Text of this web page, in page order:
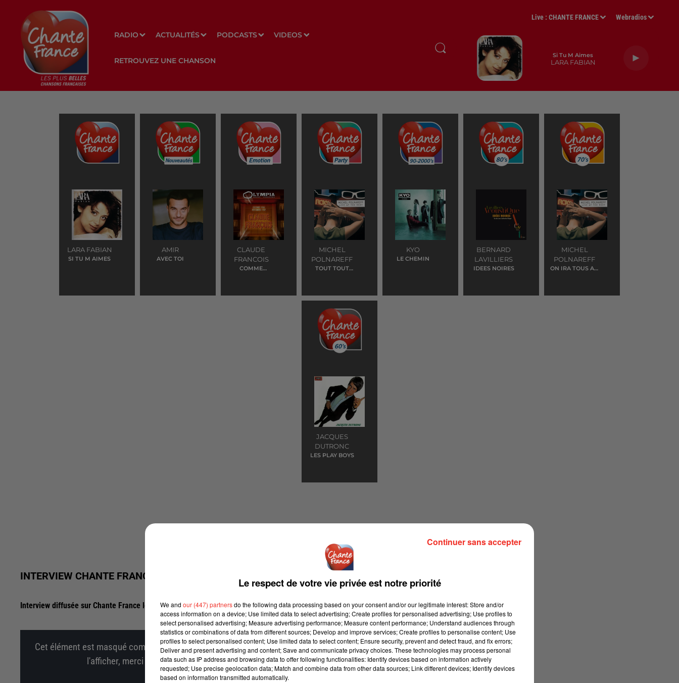
RADIO ACTUALITÉS PODCASTS VIDEOS
RETROUVEZ UNE CHANSON
Live :CHANTE FRANCE Webradios
Si Tu M Aimes
LARA FABIAN
LARA FABIAN
SI TU M AIMES
AMIR
AVEC TOI
CLAUDE
FRANCOIS
COMME
MICHEL
POLNAREFF
TOUT TOUT
KYO
LE CHEMIN
BERNARD
LAVILLIERS
IDEES NOIRES
MICHEL
POLNAREFF
ON IRA TOUS AU
JACQUES
DUTRONC
LES PLAY BOYS
INTERVIEW CHANTE FRANCE AVEC VIANNEY
Interview diffusée sur Chante France le Vendredi 13 Octobre 2023
Cet élément est masqué compte-tenu du refus du dépôt de cookies que vous avez exprimé. Si vous souhaitez
l'afficher, merci de nous donner votre accord en cliquant sur le bouton ci-dessous.
Le respect de votre vie privée est notre priorité
We and our (447) partnersdo the following data processing based on your consent and/or our legitimate interest: Store and/or
access information on a device; Use limited data to select advertising; Create profiles for personalised advertising; Use profiles to
select personalised advertising; Measure advertising performance; Measure content performance; Understand audiences through
statistics or combinations of data from different sources; Develop and improve services; Create profiles to personalise content; Use
profiles to select personalised content; Use limited data to select content; Ensure security, prevent and detect fraud, and fix errors;
Deliver and present advertising and content; Save and communicate privacy choices. These technologies may process personal
data such as IP address and browsing data to offer following functionalities: Identify devices based on information actively
requested; Use precise geolocation data; Match and combine data from other data sources; Link different devices; Identify devices
based on information transmitted automatically.
Continuer sans accepter